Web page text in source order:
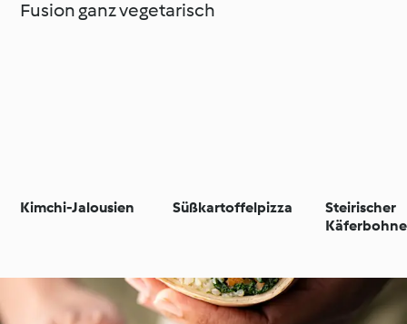
Fusion ganz vegetarisch
Kimchi-Jalousien Süßkartoffelpizza
Steirischer